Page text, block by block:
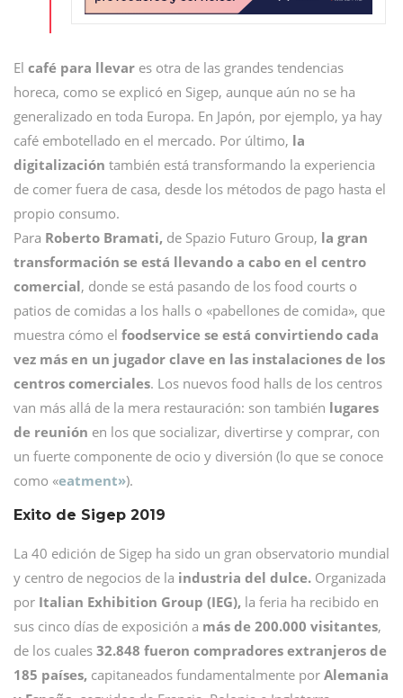
El café para llevar es otra de las grandes tendencias
horeca, como se explicó en Sigep, aunque aún no se ha
generalizado en toda Europa. En Japón, por ejemplo, ya hay
café embotellado en el mercado. Por último, la
digitalización también está transformando la experiencia
de comer fuera de casa, desde los métodos de pago hasta el
propio consumo.
Para Roberto Bramati, de Spazio Futuro Group, la gran
transformación se está llevando a cabo en el centro
comercial, donde se está pasando de los food courts o
patios de comidas a los halls o «pabellones de comida», que
muestra cómo el foodservice se está convirtiendo cada
vez más en un jugador clave en las instalaciones de los
centros comerciales. Los nuevos food halls de los centros
van más allá de la mera restauración: son también lugares
de reunión en los que socializar, divertirse y comprar, con
un fuerte componente de ocio y diversión (lo que se conoce
como «eatment»).
Exito de Sigep 2019
La 40 edición de Sigep ha sido un gran observatorio mundial
y centro de negocios de la industria del dulce. Organizada
por Italian Exhibition Group (IEG), la feria ha recibido en
sus cinco días de exposición a más de 200.000 visitantes,
de los cuales 32.848 fueron compradores extranjeros de
185 países, capitaneados fundamentalmente por Alemania